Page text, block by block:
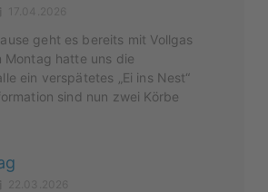
geht es bereits mit Vollgas
Montag hatte uns die
ein verspätetes „Ei ins Nest“
sind nun zwei Körbe